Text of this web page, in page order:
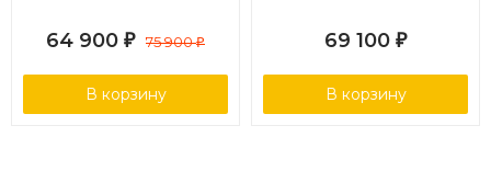
64 900 ₽ 75 900₽
В корзину
69 100 ₽
В корзину